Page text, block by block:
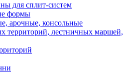
для сплит-систем
формы
арочные, консольные
территорий, лестничных маршей,